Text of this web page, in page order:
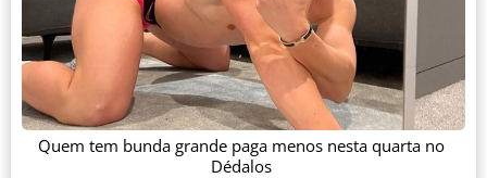
Quem tem bunda grande paga menos nesta quarta no
Dédalos